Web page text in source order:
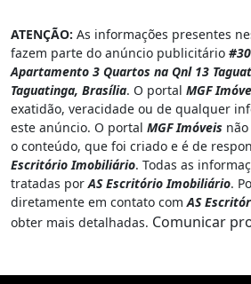
ATENÇÃO: As informações presentes
fazem parte do anúncio publicitário
Apartamento 3 Quartos na Qnl 13
Taguatinga, Brasília. O portal MGF
exatidão, veracidade ou de qualquer
este anúncio. O portal MGF Imóveis
o conteúdo, que foi criado e é de
Escritório Imobiliário. Todas as
tratadas porAS Escritório Imobiliário.
diretamente em contato comAS
obter mais detalhadas. Comunicar